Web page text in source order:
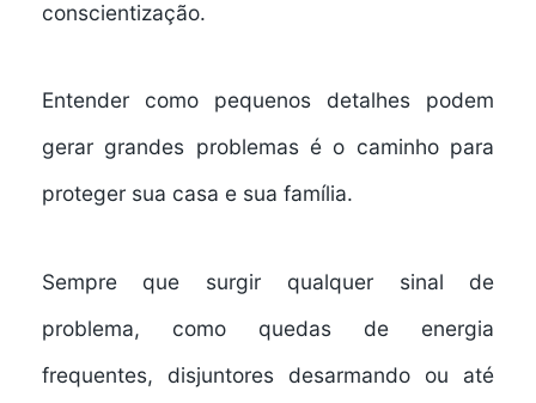
conscientização.
Entender como pequenos detalhes podem
gerar grandes problemas é o caminho para
proteger sua casa e sua família.
Sempre que surgir qualquer sinal de
problema, como quedas de energia
frequentes, disjuntores desarmando ou até